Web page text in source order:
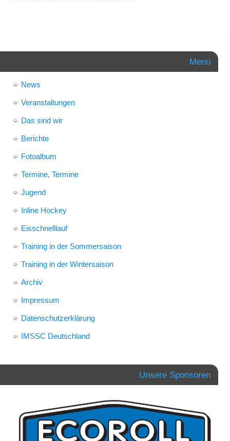
Menü
News
Veranstaltungen
Das sind wir
Berichte
Fotoalbum
Termine, Termine
Jugend
Inline Hockey
Eisschnelllauf
Training in der Sommersaison
Training in der Wintersaison
Archiv
Impressum
Datenschutzerklärung
IMSSC Deutschland
Unsere Sponsoren